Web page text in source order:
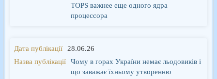
TOPS важнее еще одного ядра
процессора
28.06.26
Чому в горах України немає льодовиків і
що заважає їхньому утворенню